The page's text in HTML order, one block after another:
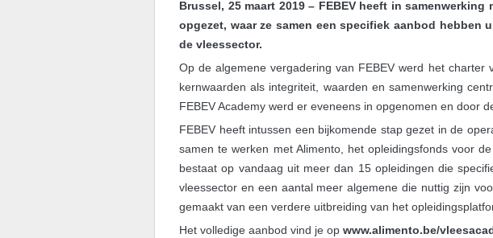
Brussel, 25 maart 2019 – FEBEV heeft in samenwerking
opgezet, waar ze samen een specifiek aanbod hebben
de vleessector.
Op de algemene vergadering van FEBEV werd het charter
kernwaarden als integriteit, waarden en samenwerking
FEBEV Academy werd er eveneens in opgenomen en door
FEBEV heeft intussen een bijkomende stap gezet in de
samen te werken met Alimento, het opleidingsfonds voor
bestaat op vandaag uit meer dan 15 opleidingen die
vleessector en een aantal meer algemene die nuttig zijn
gemaakt van een verdere uitbreiding van het
Het volledige aanbod vind je op www.alimento.be/